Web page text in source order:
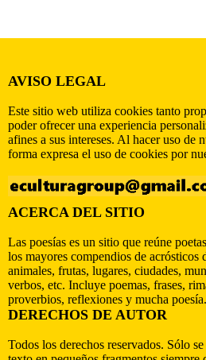
AVISO LEGAL
Este sitio web utiliza cookies tanto
poder ofrecer una experiencia
afines a sus intereses. Al hacer uso de
forma expresa el uso de cookies por
ACERCA DEL SITIO
Las poesías es un sitio que reúne
los mayores compendios de acrósticos
animales, frutas, lugares, ciudades,
verbos, etc. Incluye poemas, frases,
proverbios, reflexiones y mucha poesía.
DERECHOS DE AUTOR
Todos los derechos reservados. Sólo